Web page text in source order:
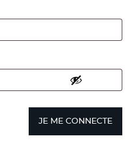
JE ME CONNECTE